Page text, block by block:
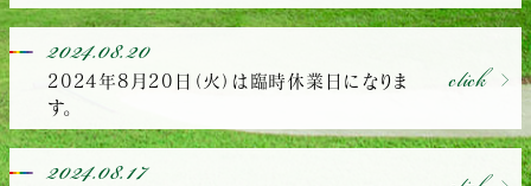
2024.08.20
2024年8月20日（火）は臨時休業日になりま
す。
click